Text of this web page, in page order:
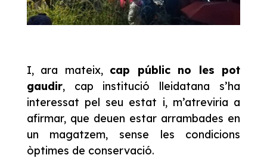
I, ara mateix, cap públic no les pot
gaudir, cap institució lleidatana s’ha
interessat pel seu estat i, m’atreviria a
afirmar, que deuen estar arrambades en
un magatzem, sense les condicions
òptimes de conservació.